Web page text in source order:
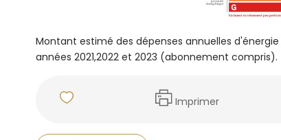
Montant estimé des dépenses annuelles
années 2021,2022 et 2023 (abonnement compris).
Imprimer